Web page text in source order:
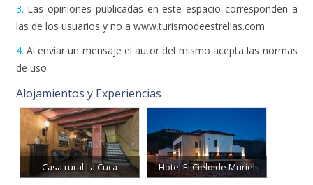
3. Las opiniones publicadas en este espacio corresponden a
las de los usuarios y no a www.turismodeestrellas.com
4. Al enviar un mensaje el autor del mismo acepta las normas
de uso.
Alojamientos y Experiencias
Casa rural La Cuca Hotel El Cielo de Muriel